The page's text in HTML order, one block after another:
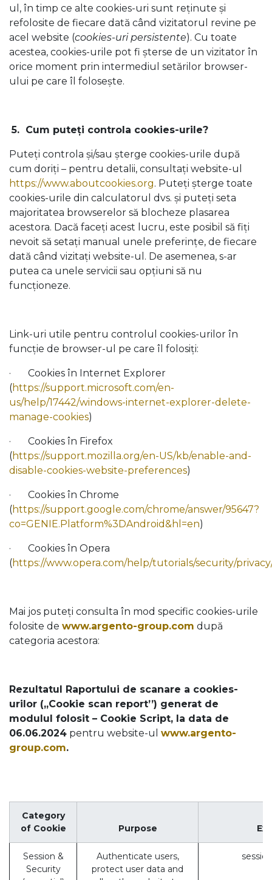
ul, în timp ce alte cookies-uri sunt reținute și
refolosite de fiecare dată când vizitatorul revine pe
acel website (cookies-uri persistente). Cu toate
acestea, cookies-urile pot fi șterse de un vizitator în
orice moment prin intermediul setărilor browser-
ului pe care îl folosește.
5. Cum puteți controla cookies-urile?
Puteți controla și/sau șterge cookies-urile după
cum doriți – pentru detalii, consultați website-ul
https://www.aboutcookies.org. Puteți șterge toate
cookies-urile din calculatorul dvs. și puteți seta
majoritatea browserelor să blocheze plasarea
acestora. Dacă faceți acest lucru, este posibil să fiți
nevoit să setați manual unele preferințe, de fiecare
dată când vizitați website-ul. De asemenea, s-ar
putea ca unele servicii sau opțiuni să nu
funcționeze.
Link-uri utile pentru controlul cookies-urilor în
funcție de browser-ul pe care îl folosiți:
· Cookies în Internet Explorer
(https://support.microsoft.com/en-
us/help/17442/windows-internet-explorer-delete-
manage-cookies)
· Cookies în Firefox
(https://support.mozilla.org/en-US/kb/enable-and-
disable-cookies-website-preferences)
· Cookies în Chrome
(https://support.google.com/chrome/answer/95647?
co=GENIE.Platform%3DAndroid&hl=en)
· Cookies în Opera
(https://www.opera.com/help/tutorials/security/
Mai jos puteți consulta în mod specific cookies-urile
folosite de www.argento-group.com după
categoria acestora:
Rezultatul Raportului de scanare a cookies-
urilor (,,Cookie scan report’’) generat de
modulul folosit – Cookie Script, la data de
06.06.2024 pentru website-ul www.argento-
group.com.
Category
of Cookie
Purpose
Session &
Security
Authenticate users,
protect user data and